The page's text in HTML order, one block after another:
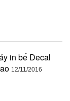
in bế Decal
12/11/2016